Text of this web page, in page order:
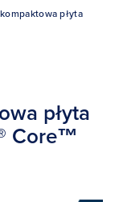
płyta
płyta
Core™